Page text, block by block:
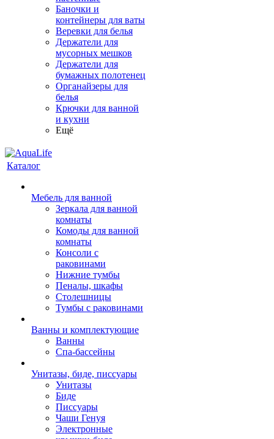
Баночки и
контейнеры для ваты
Веревки для белья
Держатели для
мусорных мешков
Держатели для
бумажных полотенец
Органайзеры для
белья
Крючки для ванной
и кухни
Ещё
Каталог
Мебель для ванной
Зеркала для ванной
комнаты
Комоды для ванной
комнаты
Консоли с
раковинами
Нижние тумбы
Пеналы, шкафы
Столешницы
Тумбы с раковинами
Ванны и комплектующие
Ванны
Спа-бассейны
Унитазы, биде, писсуары
Унитазы
Биде
Писсуары
Чаши Генуя
Электронные